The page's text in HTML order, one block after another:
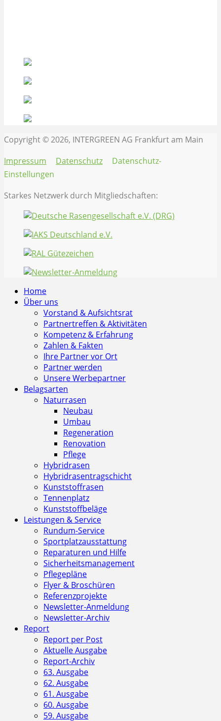
Copyright © 2026, INTERGREEN AG Frankfurt am Main
Impressum
Datenschutz
Datenschutz-
Einstellungen
Starkes Netzwerk durch Mitgliedschaften:
Home
Über uns
Vorstand & Aufsichtsrat
Partnertreffen & Aktivitäten
Kompetenz & Erfahrung
Zahlen & Fakten
Ihre Partner vor Ort
Partner werden
Unsere Werbepartner
Belagsarten
Naturrasen
Neubau
Umbau
Regeneration
Renovation
Pflege
Hybridrasen
Hybridrasentragschicht
Kunststoffrasen
Tennenplatz
Kunststoffbeläge
Leistungen & Service
Rundum-Service
Sportplatzausstattung
Reparaturen und Hilfe
Sicherheitsmanagement
Pflegepläne
Flyer & Broschüren
Referenzprojekte
Newsletter-Anmeldung
Newsletter-Archiv
Report
Report per Post
Aktuelle Ausgabe
Report-Archiv
63. Ausgabe
62. Ausgabe
61. Ausgabe
60. Ausgabe
59. Ausgabe